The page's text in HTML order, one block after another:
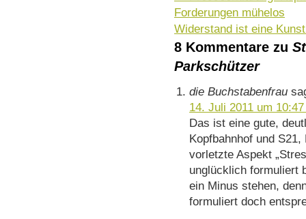
Forderungen mühelos
Widerstand ist eine
8 Kommentare zu
Parkschützer
die Buchstabenfrau
14. Juli 2011 um
Das ist eine gute,
Kopfbahnhof und
vorletzte Aspekt
unglücklich formuliert
ein Minus stehen,
formuliert doch